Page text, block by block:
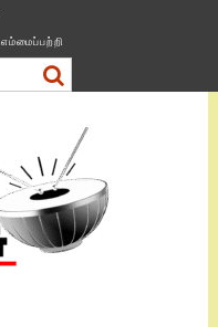
எம்மைப்பற்றி